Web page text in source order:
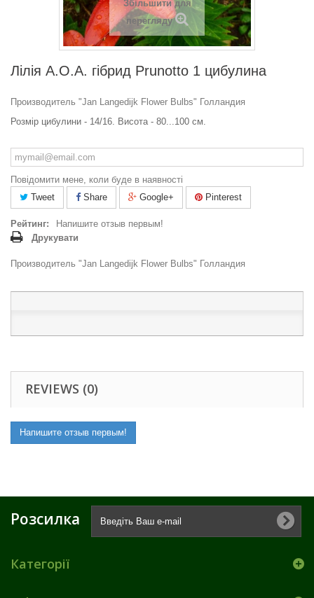
Збільшити для
перегляду
Лілія A.O.A. гібрид Prunotto 1 цибулина
Производитель "Jan Langedijk Flower Bulbs" Голландия
Розмір цибулини - 14/16. Висота - 80...100 см.
Повідомити мене, коли буде в наявності
Tweet
Share Google+ Pinterest
Рейтинг:
Напишите отзыв первым!
Друкувати
Производитель "Jan Langedijk Flower Bulbs" Голландия
REVIEWS (0)
Напишите отзыв первым!
Розсилка
Категорії